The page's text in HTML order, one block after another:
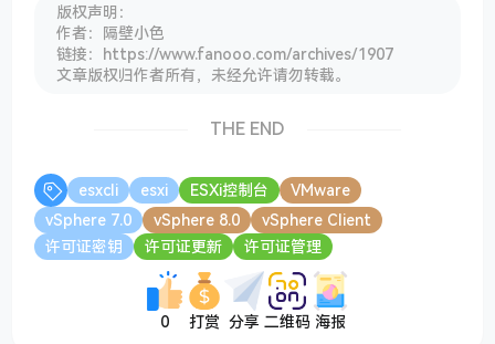
版权声明：
作者：隔壁小色
链接：https://www.fanooo.com/archives/1907
文章版权归作者所有，未经允许请勿转载。
THE END
esxcli esxi ESXi控制台
VMware
vSphere 7.0
vSphere 8.0
vSphere Client
许可证密钥
许可证更新 许可证管理
0 打赏 分享 二维码 海报